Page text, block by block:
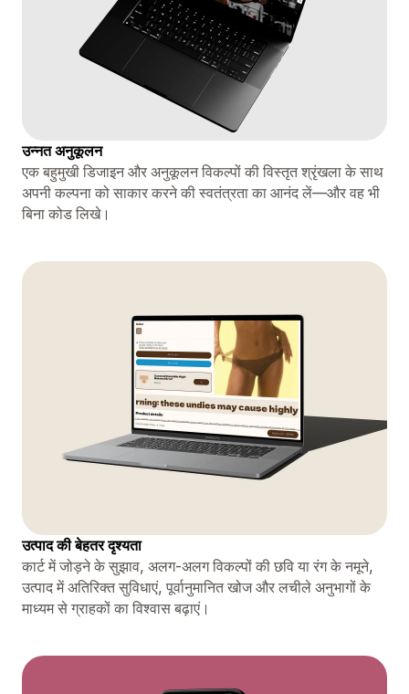
उन्नत अनुकूलन
एक बहुमुखी डिजाइन और अनुकूलन विकल्पों की विस्तृत श्रृंखला के साथ
अपनी कल्पना को साकार करने की स्वतंत्रता का आनंद लें—और वह भी
बिना कोड लिखे।
उत्पाद की बेहतर दृश्यता
कार्ट में जोड़ने के सुझाव, अलग-अलग विकल्पों की छवि या रंग के नमूने,
उत्पाद में अतिरिक्त सुविधाएं, पूर्वानुमानित खोज और लचीले अनुभागों के
माध्यम से ग्राहकों का विश्वास बढ़ाएं।